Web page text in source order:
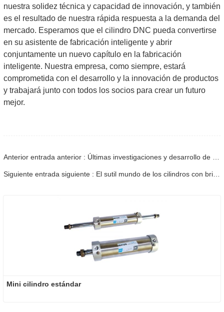
nuestra solidez técnica y capacidad de innovación, y también
es el resultado de nuestra rápida respuesta a la demanda del
mercado. Esperamos que el cilindro DNC pueda convertirse
en su asistente de fabricación inteligente y abrir
conjuntamente un nuevo capítulo en la fabricación
inteligente. Nuestra empresa, como siempre, estará
comprometida con el desarrollo y la innovación de productos
y trabajará junto con todos los socios para crear un futuro
mejor.
Mini cilindro estándar